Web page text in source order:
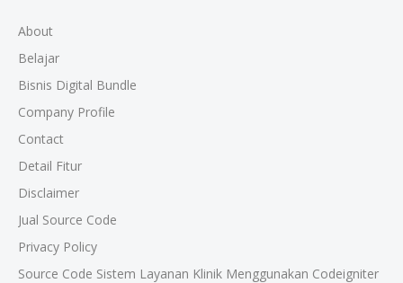
About
Belajar
Bisnis Digital Bundle
Company Profile
Contact
Detail Fitur
Disclaimer
Jual Source Code
Privacy Policy
Source Code Sistem Layanan Klinik Menggunakan Codeigniter